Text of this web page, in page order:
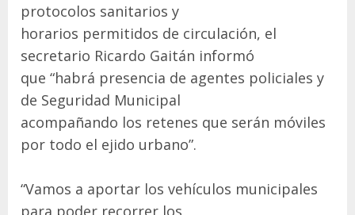
protocolos sanitarios y
horarios permitidos de circulación, el
secretario Ricardo Gaitán informó
que “habrá presencia de agentes policiales y
de Seguridad Municipal
acompañando los retenes que serán móviles
por todo el ejido urbano”.
“Vamos a aportar los vehículos municipales